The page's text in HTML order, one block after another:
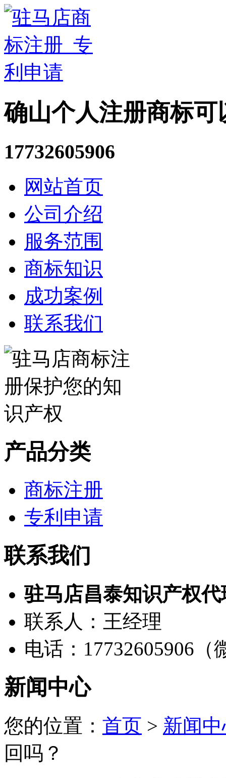
确山个人注册商标可
17732605906
网站首页
公司介绍
服务范围
商标知识
成功案例
联系我们
产品分类
商标注册
专利申请
联系我们
驻马店昌泰知识产权
联系人：王经理
电话：17732605906（
新闻中心
您的位置： 首页 > 新闻
回吗？